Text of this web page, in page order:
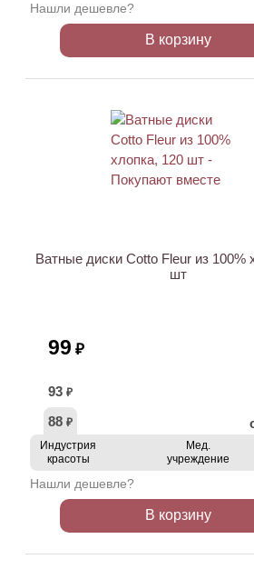
Нашли дешевле?
В корзину
Ватные диски Cotto Fleur из 100%
шт
99 ₽
93 ₽
88 ₽
Индустрия
красоты
Мед.
учреждение
Нашли дешевле?
В корзину